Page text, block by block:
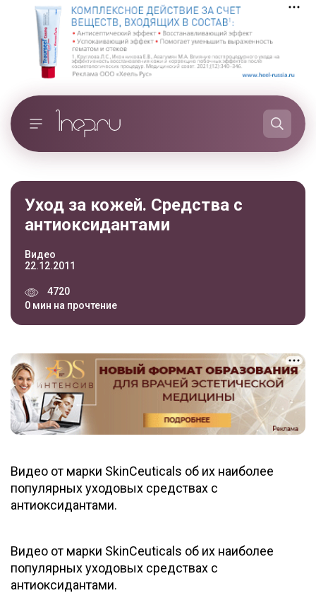
Уход за кожей. Средства с
антиоксидантами
Видео
22.12.2011
4720
0 мин на прочтение
Видео от марки SkinCeuticals об их наиболее
популярных уходовых средствах с
антиоксидантами.
Видео от марки SkinCeuticals об их наиболее
популярных уходовых средствах с
антиоксидантами.